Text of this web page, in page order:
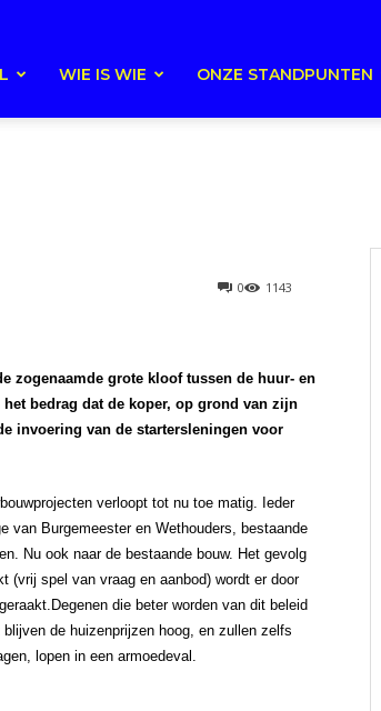
WIE IS WIE ONZE STANDPUNTEN
1143
0
zogenaamde grote kloof tussen de huur- en
bedrag dat de koper, op grond van zijn
invoering van de startersleningen voor
verloopt tot nu toe matig. Ieder
van Burgemeester en Wethouders, bestaande
Nu ook naar de bestaande bouw. Het gevolg
(vrij spel van vraag en aanbod) wordt er door
Degenen die beter worden van dit beleid
de huizenprijzen hoog, en zullen zelfs
lopen in een armoedeval.